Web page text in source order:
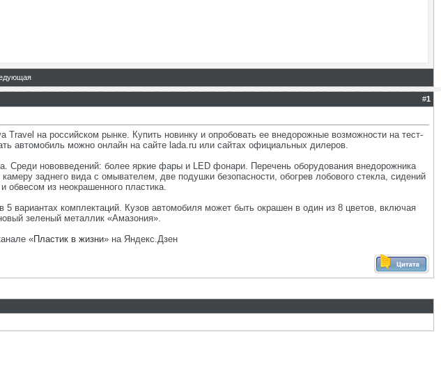
#1
на российском рынке. Купить новинку и опробовать ее внедорожные возможности на тест-
автомобиль можно онлайн на сайте lada.ru или сайтах официальных дилеров.
Среди нововведений: более яркие фары и LED фонари. Перечень оборудования внедорожника
заднего вида с омывателем, две подушки безопасности, обогрев лобового стекла, сидений
из неокрашенного пластика.
вариантах комплектаций. Кузов автомобиля может быть окрашен в один из 8 цветов, включая
зеленый металлик «Амазония».
«Пластик в жизни» на Яндекс.Дзен